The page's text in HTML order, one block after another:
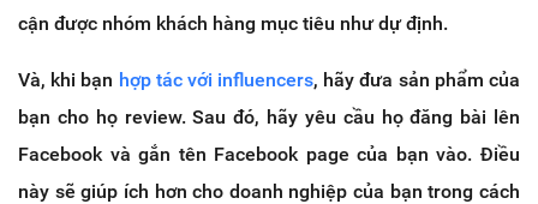
cận được nhóm khách hàng mục tiêu như dự định.
Và, khi bạn hợp tác với influencers, hãy đưa sản phẩm của
bạn cho họ review. Sau đó, hãy yêu cầu họ đăng bài lên
Facebook và gắn tên Facebook page của bạn vào. Điều
này sẽ giúp ích hơn cho doanh nghiệp của bạn trong cách